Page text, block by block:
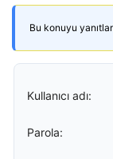
Bu konuyu
Kullanıcı adı:
Parola: